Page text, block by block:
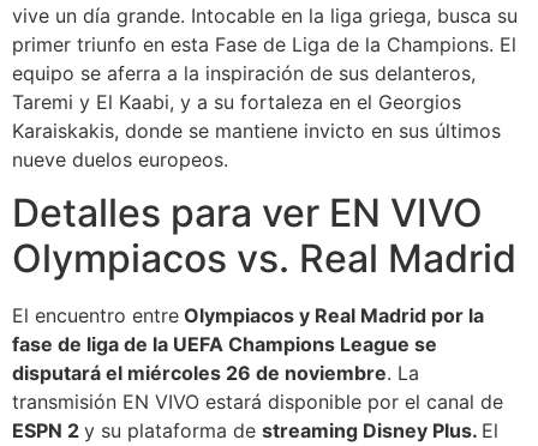
vive un día grande. Intocable en la liga griega, busca su
primer triunfo en esta Fase de Liga de la Champions. El
equipo se aferra a la inspiración de sus delanteros,
Taremi y El Kaabi, y a su fortaleza en el Georgios
Karaiskakis, donde se mantiene invicto en sus últimos
nueve duelos europeos.
Detalles para ver EN VIVO
Olympiacos vs. Real Madrid
El encuentro entre Olympiacos y Real Madrid por la
fase de liga de la UEFA Champions League se
disputará el miércoles 26 de noviembre. La
transmisión EN VIVO estará disponible por el canal de
ESPN 2 y su plataforma de streaming Disney Plus. El